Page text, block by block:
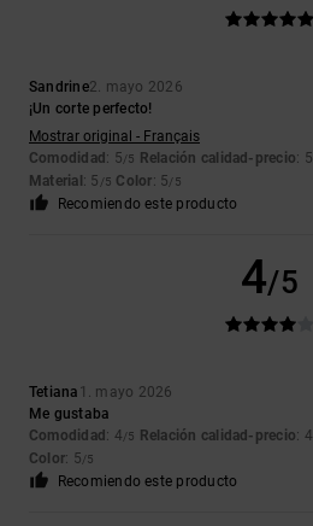
Sandrine2. mayo 2026
¡Un corte perfecto!
Mostrar original - Français
Comodidad : 5/5 Relación calidad-precio: 5
Material : 5 /5 Color: 5/5
Recomiendo este producto
4/5
Tetiana 1. mayo 2026
Me gustaba
Comodidad : 4/5 Relación calidad-precio: 4
Color: 5/5
Recomiendo este producto